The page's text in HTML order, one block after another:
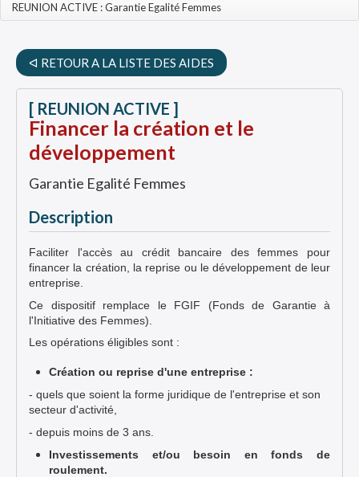
REUNION ACTIVE : Garantie Egalité Femmes
ᐊ RETOUR A LA LISTE DES AIDES
[ REUNION ACTIVE ]
Financer la création et le
développement
Garantie Egalité Femmes
Description
Faciliter l'accès au crédit bancaire des femmes pour
financer la création, la reprise ou le développement de leur
entreprise.
Ce dispositif remplace le FGIF (Fonds de Garantie à
l'Initiative des Femmes).
Les opérations éligibles sont :
Création ou reprise d'une entreprise :
- quels que soient la forme juridique de l'entreprise et son
secteur d'activité,
- depuis moins de 3 ans.
Investissements et/ou besoin en fonds de
roulement.